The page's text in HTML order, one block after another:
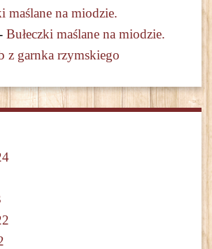
maślane na miodzie.
Bułeczki maślane na miodzie.
z garnka rzymskiego